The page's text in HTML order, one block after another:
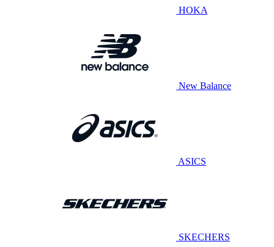
HOKA
New Balance
ASICS
SKECHERS